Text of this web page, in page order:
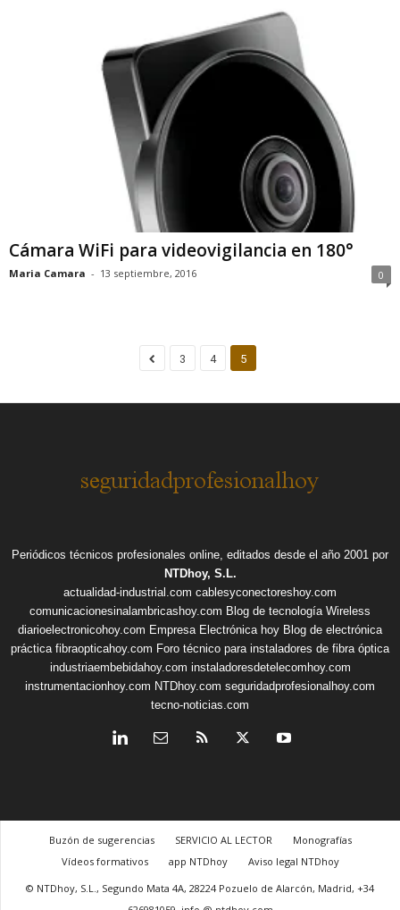
Cámara WiFi para videovigilancia en 180°
Maria Camara - 13 septiembre, 2016 0
3 4 5
Periódicos técnicos profesionales online, editados desde el año 2001 por
NTDhoy, S.L.
actualidad-industrial.com cablesyconectoreshoy.com
comunicacionesinalambricashoy.com Blog de tecnología Wireless
diarioelectronicohoy.com Empresa Electrónica hoy Blog de electrónica
práctica fibraopticahoy.com Foro técnico para instaladores de fibra óptica
industriaembebidahoy.com instaladoresdetelecomhoy.com
instrumentacionhoy.com NTDhoy.com seguridadprofesionalhoy.com
tecno-noticias.com
Buzón de sugerencias SERVICIO AL LECTOR
Monografías
Vídeos formativos
app NTDhoy
Aviso legal NTDhoy
© NTDhoy, S.L., Segundo Mata 4A, 28224 Pozuelo de Alarcón, Madrid, +34